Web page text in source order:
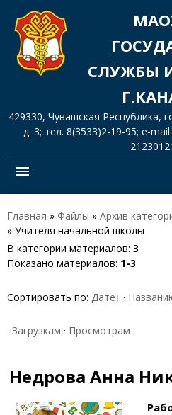
СЛУЖБЫ
429330, Чувашская Республика,
д. 3; тел. 8(3533)2-19-95; e-
menu
Главная » Файлы » Архив
» Учителя начальной школы
В категории материалов: 3
Показано материалов: 1-3
Сортировать по: Дате ·
· Загрузкам · Просмотрам
Недрова Анна